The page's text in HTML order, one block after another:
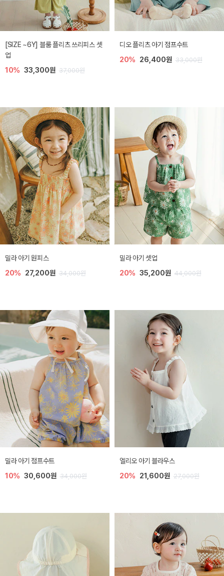
[SIZE ~6Y] 블룸 플리츠 쓰리피스 셋
업
10% 33,300원 37,000원
디오 플리츠 아기 점프수트
20% 26,400원 33,000원
밀라 아기 원피스
20% 27,200원 34,000원
밀라 아기 셋업
20% 35,200원 44,000원
밀라 아기 점프수트
10% 30,600원 34,000원
엘리오 아기 블라우스
20% 21,600원 27,000원